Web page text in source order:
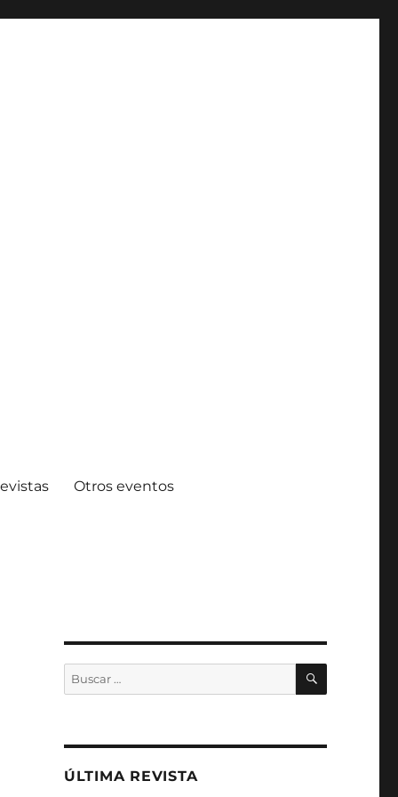
Otros eventos
Buscar
por:
BUSCAR
ÚLTIMA REVISTA